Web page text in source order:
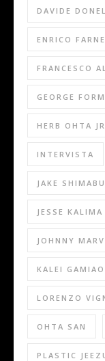
DAVIDE
ENRICO
FRANCESCO
GEORGE
HERB OHTA JR
INTERVISTA
JAKE
JESSE KALIMA
JOHNNY
KALEI GAMIAO
LORENZO
OHTA SAN
PLASTIC